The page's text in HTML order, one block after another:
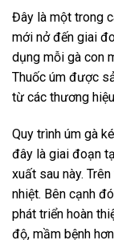
Đây là một trong
mới nở đến giai
dụng mỗi gà con
Thuốc úm được
từ các thương
Quy trình úm gà
đây là giai đoạn
xuất sau này.
nhiệt. Bên cạnh
phát triển hoàn
độ, mầm bệnh